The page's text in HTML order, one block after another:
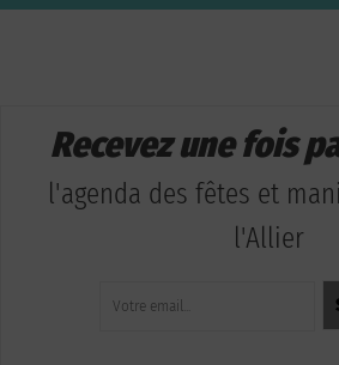
Recevez une fois
l'agenda des fêtes et
l'Allier